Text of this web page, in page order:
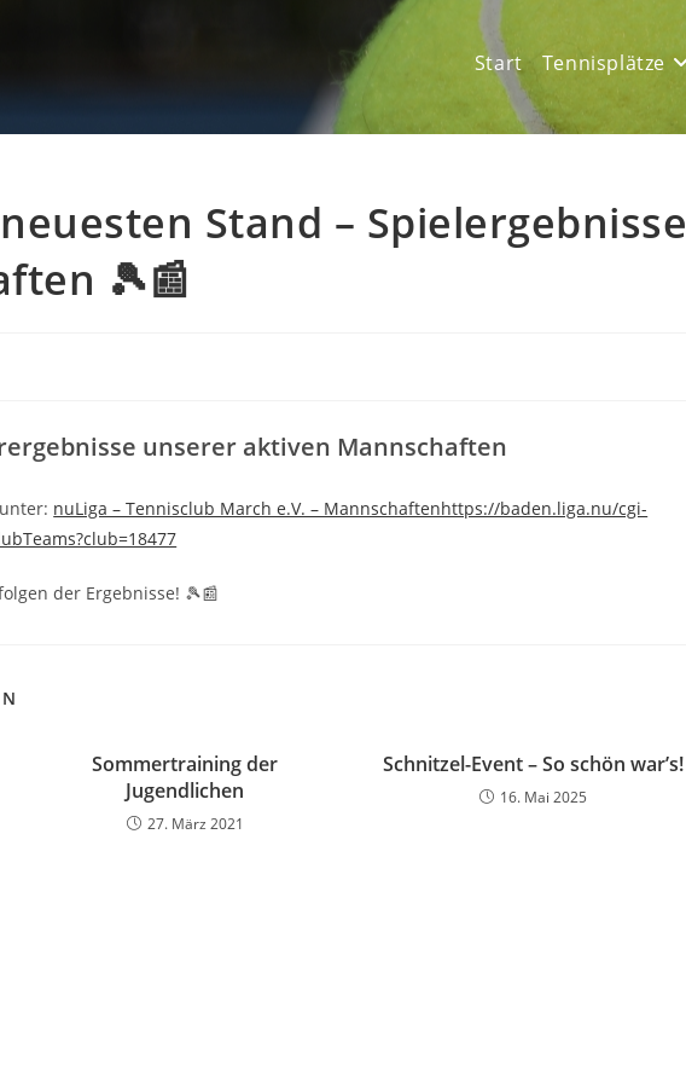
Start Tennisplätze
Stand – Spielergebnisse
🎾📰
unserer aktiven Mannschaften
nuLiga – Tennisclub March e.V. – Mannschaftenhttps://baden.liga.nu/cgi-
der Ergebnisse! 🎾📰
Sommertraining der
Jugendlichen
27. März 2021
Schnitzel-Event – So schön war’s!
16. Mai 2025